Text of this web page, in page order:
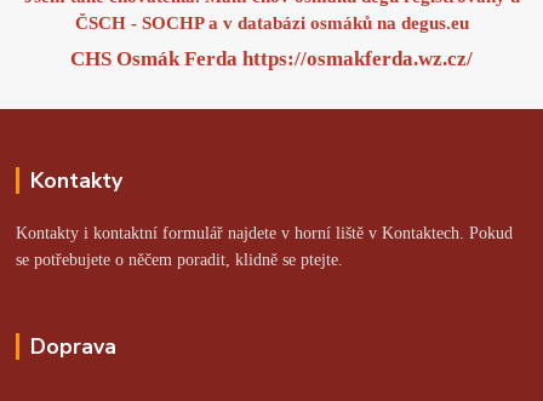
ČSCH - SOCHP a v databázi osmáků na degus.eu
CHS Osmák Ferda https://osmakferda.wz.cz/
Kontakty
Kontakty i kontaktní formulář najdete v horní liště v Kontaktech. Pokud
se potřebujete o něčem poradit, klidně se ptejte.
Doprava